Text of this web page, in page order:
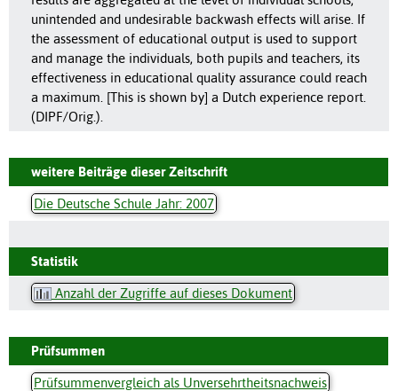
unintended and undesirable backwash effects will arise. If
the assessment of educational output is used to support
and manage the individuals, both pupils and teachers, its
effectiveness in educational quality assurance could reach
a maximum. [This is shown by] a Dutch experience report.
(DIPF/Orig.).
weitere Beiträge dieser Zeitschrift
Die Deutsche Schule Jahr: 2007
Statistik
Anzahl der Zugriffe auf dieses Dokument
Prüfsummen
Prüfsummenvergleich als Unversehrtheitsnachweis